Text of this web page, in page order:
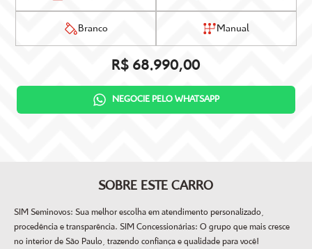
Branco Manual
R$ 68.990,00
NEGOCIE PELO WHATSAPP
SOBRE ESTE CARRO
SIM Seminovos: Sua melhor escolha em atendimento personalizado,
procedência e transparência. SIM Concessionárias: O grupo que mais cresce
no interior de São Paulo, trazendo confiança e qualidade para você!